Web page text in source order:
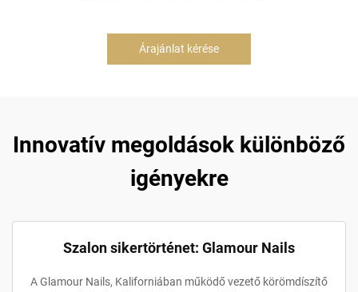
Árajánlat kérése
Innovatív megoldások különböző
igényekre
Szalon sikertörténet: Glamour Nails
A Glamour Nails, Kaliforniában működő vezető körömdíszítő